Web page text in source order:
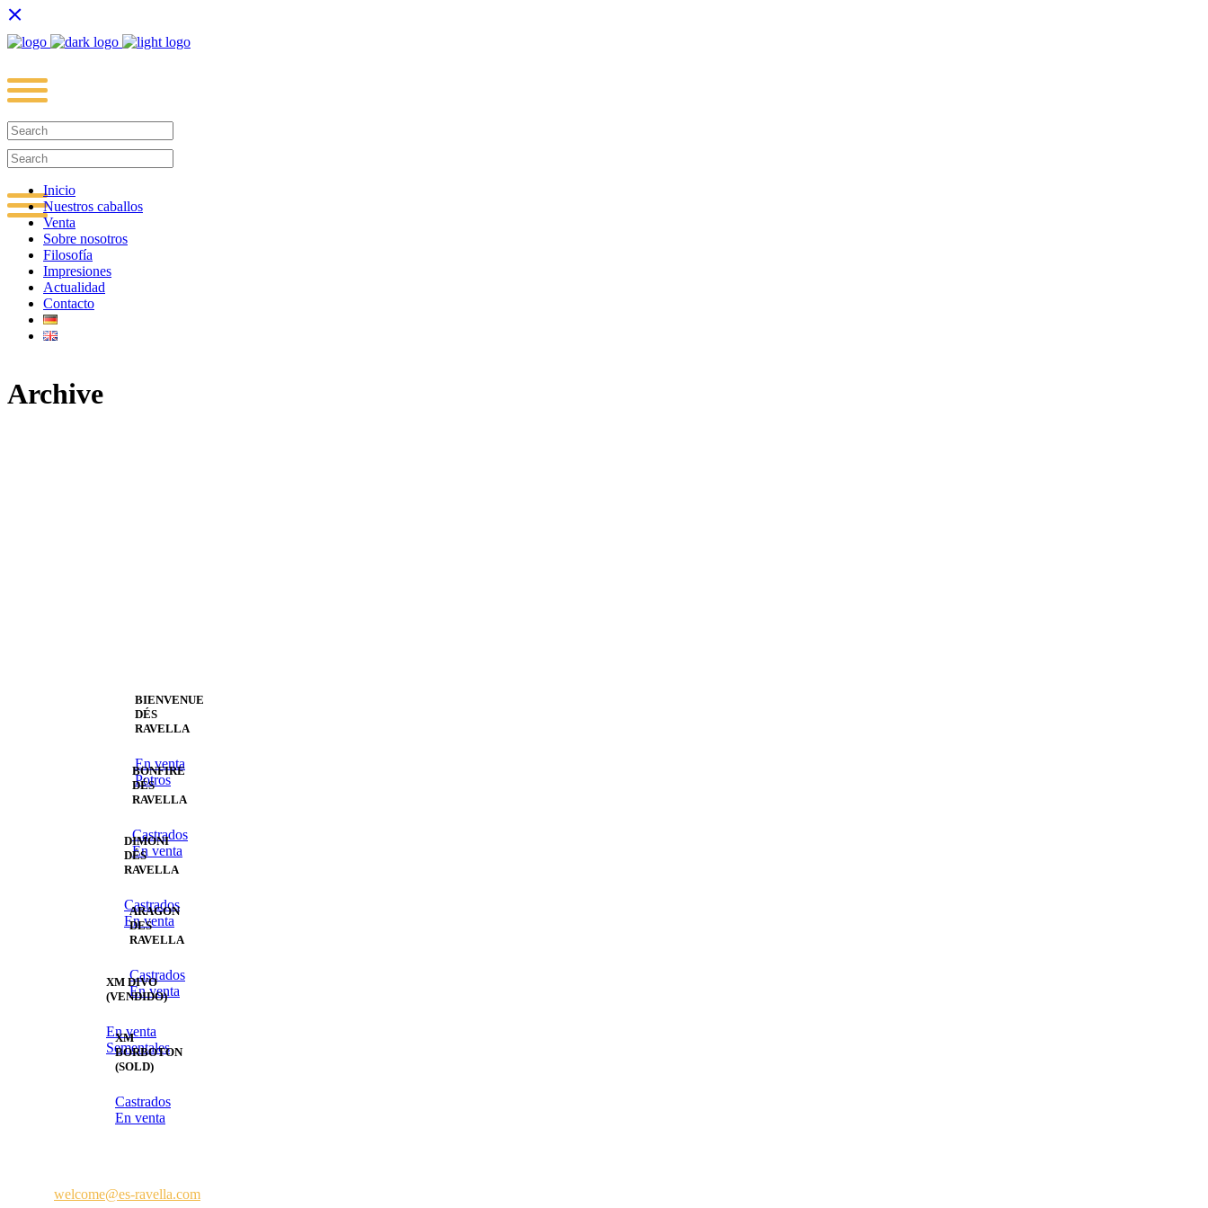
Inicio
Nuestros caballos
Venta
Sobre nosotros
Filosofía
Impresiones
Actualidad
Contacto
Archive
BIENVENUE
DÉS
RAVELLA
En venta
Potros
BONFIRE
DÉS
RAVELLA
Castrados
En venta
DIMONI
DÉS
RAVELLA
Castrados
En venta
ARAGON
DES
RAVELLA
Castrados
En venta
XM DIVO
(VENDIDO)
En venta
Sementales
XM
BORBOTON
(SOLD)
Castrados
En venta
welcome@es-ravella.com